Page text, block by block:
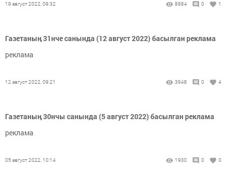
19 август 2022, 09:32 8984 0 1
Газетаның 31нче санында (12 август 2022) басылган реклама
реклама
12 август 2022, 09:21 3948 0 4
Газетаның 30нчы санында (5 август 2022) басылган реклама
реклама
05 август 2022, 10:14 1930 0 0